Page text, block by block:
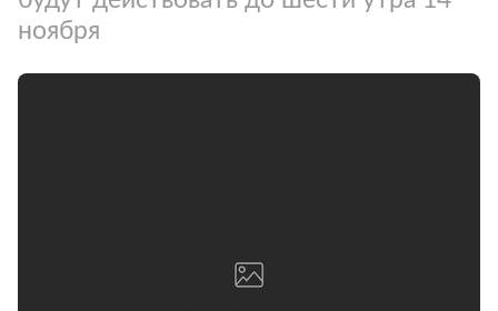
ноября